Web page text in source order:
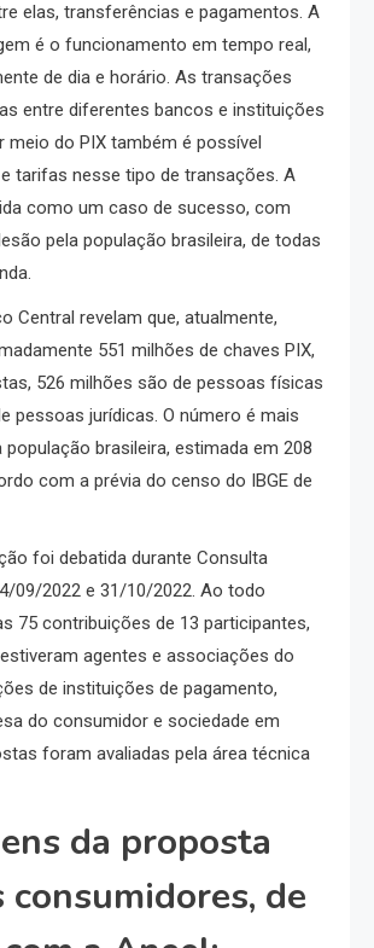
elas, transferências e pagamentos. A
é o funcionamento em tempo real,
de dia e horário. As transações
entre diferentes bancos e instituições
meio do PIX também é possível
tarifas nesse tipo de transações. A
como um caso de sucesso, com
pela população brasileira, de todas
Central revelam que, atualmente,
551 milhões de chaves PIX,
526 milhões são de pessoas físicas
pessoas jurídicas. O número é mais
brasileira, estimada em 208
com a prévia do censo do IBGE de
foi debatida durante Consulta
09/2022 e 31/10/2022. Ao todo
75 contribuições de 13 participantes,
agentes e associações do
de instituições de pagamento,
do consumidor e sociedade em
foram avaliadas pela área técnica
da proposta
consumidores, de